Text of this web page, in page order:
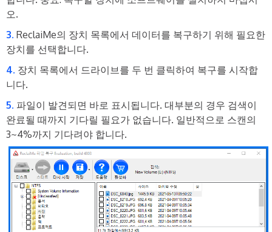
오.
ReclaiMe의 장치 목록에서 데이터를 복구하기 위해 필요한
장치를 선택합니다.
장치 목록에서 드라이브를 두 번 클릭하여 복구를 시작합
니다.
파일이 발견되면 바로 표시됩니다. 대부분의 경우 검색이
완료될 때까지 기다릴 필요가 없습니다. 일반적으로 스캔의
3~4%까지 기다려야 합니다.